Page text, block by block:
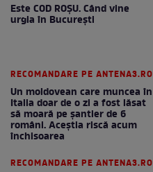
Este COD ROŞU. Când vine
urgia în Bucureşti
RECOMANDARE PE ANTENA3.RO
Un moldovean care muncea în
Italia doar de o zi a fost lăsat
să moară pe şantier de 6
români. Aceștia riscă acum
închisoarea
RECOMANDARE PE ANTENA3.RO